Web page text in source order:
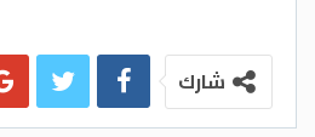
جمعية البنوك لتمويل
طرح الأسهم على غرار
سابقا؛ مثل شركة مصفاة
شارك